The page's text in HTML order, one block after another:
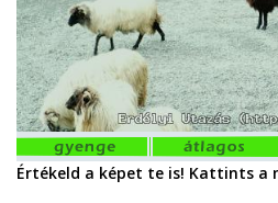
Értékeld a képet te is! Kattints a